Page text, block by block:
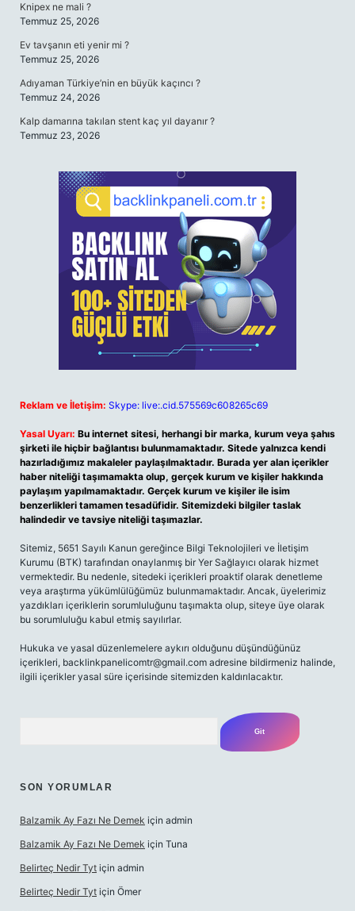
Knipex ne mali ?
Temmuz 25, 2026
Ev tavşanın eti yenir mi ?
Temmuz 25, 2026
Adıyaman Türkiye’nin en büyük kaçıncı ?
Temmuz 24, 2026
Kalp damarına takılan stent kaç yıl dayanır ?
Temmuz 23, 2026
Reklam ve İletişim: Skype: live:.cid.575569c608265c69
Yasal Uyarı: Bu internet sitesi, herhangi bir marka, kurum veya şahıs
şirketi ile hiçbir bağlantısı bulunmamaktadır. Sitede yalnızca kendi
hazırladığımız makaleler paylaşılmaktadır. Burada yer alan içerikler
haber niteliği taşımamakta olup, gerçek kurum ve kişiler hakkında
paylaşım yapılmamaktadır. Gerçek kurum ve kişiler ile isim
benzerlikleri tamamen tesadüfidir. Sitemizdeki bilgiler taslak
halindedir ve tavsiye niteliği taşımazlar.
Sitemiz, 5651 Sayılı Kanun gereğince Bilgi Teknolojileri ve İletişim
Kurumu (BTK) tarafından onaylanmış bir Yer Sağlayıcı olarak hizmet
vermektedir. Bu nedenle, sitedeki içerikleri proaktif olarak denetleme
veya araştırma yükümlülüğümüz bulunmamaktadır. Ancak, üyelerimiz
yazdıkları içeriklerin sorumluluğunu taşımakta olup, siteye üye olarak
bu sorumluluğu kabul etmiş sayılırlar.
Hukuka ve yasal düzenlemelere aykırı olduğunu düşündüğünüz
içerikleri, backlinkpanelicomtr@gmail.com adresine bildirmeniz halinde,
ilgili içerikler yasal süre içerisinde sitemizden kaldırılacaktır.
SON YORUMLAR
Balzamik Ay Fazı Ne Demek için admin
Balzamik Ay Fazı Ne Demek için Tuna
Belirteç Nedir Tyt için admin
Belirteç Nedir Tyt için Ömer